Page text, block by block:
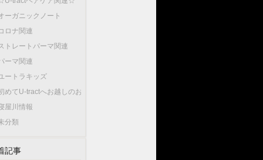
ーガニックノート
ロナ関連
トレートパーマ関連
ーマ関連
ートラキッズ
めてU-tractへお越しのお客様へ…
屋川情報
分類
記事